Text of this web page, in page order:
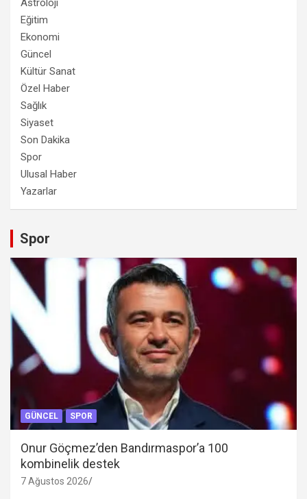
Astroloji
Eğitim
Ekonomi
Güncel
Kültür Sanat
Özel Haber
Sağlık
Siyaset
Son Dakika
Spor
Ulusal Haber
Yazarlar
Spor
GÜNCEL SPOR
Onur Göçmez’den Bandırmaspor’a 100
kombinelik destek
7 Ağustos 2026